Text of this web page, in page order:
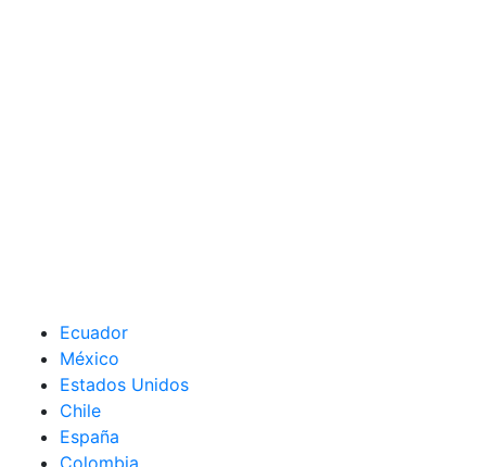
Ecuador
México
Estados Unidos
Chile
España
Colombia